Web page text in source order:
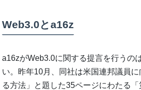
Web3.0とa16z
a16zがWeb3.0に関する提言を行うの
い。昨年10月、同社は米国連邦議員
る方法」と題した35ページにわたる